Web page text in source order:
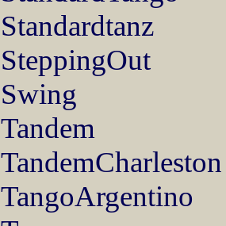
Standardtanz
SteppingOut
Swing
Tandem
TandemCharleston
TangoArgentino